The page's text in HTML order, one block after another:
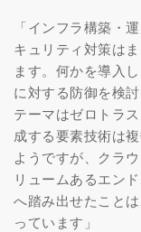
「インフラ構築・
キュリティ対策は
ます。何かを導入
に対する防御を検
テーマはゼロトラ
成する要素技術は
ようですが、クラ
リュームあるエン
へ踏み出せたこと
っています」